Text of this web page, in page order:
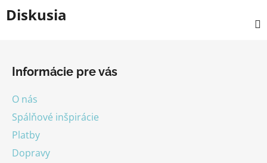
Diskusia
Informácie pre vás
O nás
Spálňové inšpirácie
Platby
Dopravy